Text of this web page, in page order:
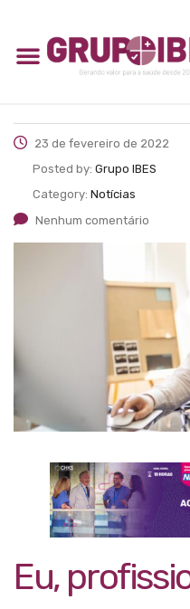
23 de fevereiro de 2022
Posted by: Grupo IBES
Category: Notícias
Nenhum comentário
Eu,